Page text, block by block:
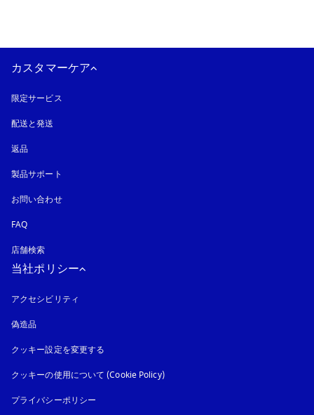
カスタマーケア
限定サービス
配送と発送
返品
製品サポート
お問い合わせ
FAQ
店舗検索
当社ポリシー
アクセシビリティ
偽造品
クッキー設定を変更する
クッキーの使用について (Cookie Policy)新しいタブに表示されます
プライバシーポリシー